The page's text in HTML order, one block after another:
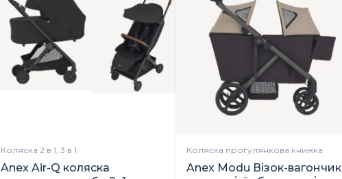
Коляска 2 в 1, 3 в 1
Anex Air-Q коляска
Коляска прогулянкова книжка
Anex Modu Візок-вагончик